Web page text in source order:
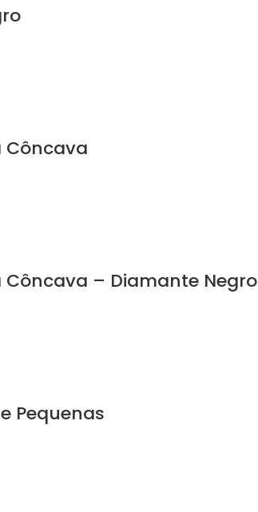
Côncava
– Diamante Negro
Pequenas